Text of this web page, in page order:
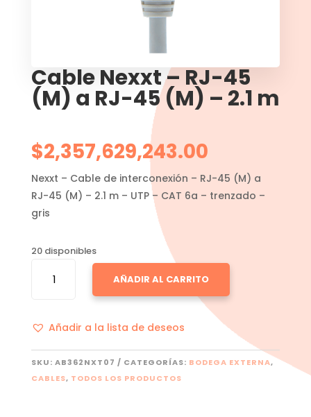
Cable Nexxt – RJ-45
(M) a RJ-45 (M) – 2.1 m
$2,357,629,243.00
Nexxt – Cable de interconexión – RJ-45 (M) a
RJ-45 (M) – 2.1 m – UTP – CAT 6a – trenzado –
gris
20 disponibles
NEXXT
45
A
RJ-
AÑADIR AL CARRITO
Añadir a la lista de deseos
SKU: AB362NXT07 CATEGORÍAS: BODEGA EXTERNA,
CABLES, TODOS LOS PRODUCTOS